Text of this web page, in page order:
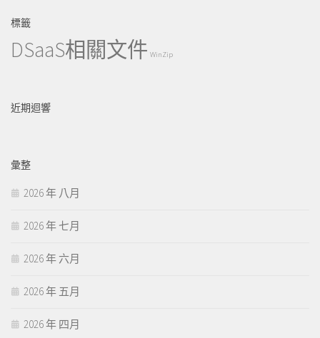
標籤
DSaaS相關文件 WinZip
近期迴響
彙整
2026 年 八月
2026 年 七月
2026 年 六月
2026 年 五月
2026 年 四月